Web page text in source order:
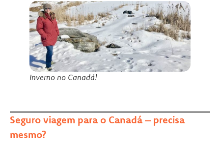
Inverno no Canadá!
Seguro viagem para o Canadá – precisa
mesmo?